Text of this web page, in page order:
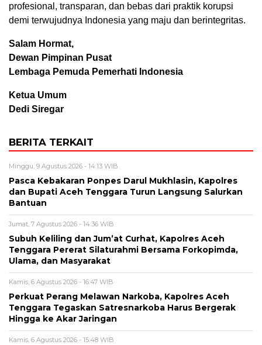
profesional, transparan, dan bebas dari praktik korupsi
demi terwujudnya Indonesia yang maju dan berintegritas.
Salam Hormat,
Dewan Pimpinan Pusat
Lembaga Pemuda Pemerhati Indonesia
Ketua Umum
Dedi Siregar
BERITA TERKAIT
Minggu, 9 Agustus 2026 - 14:13 WIB
Pasca Kebakaran Ponpes Darul Mukhlasin, Kapolres
dan Bupati Aceh Tenggara Turun Langsung Salurkan
Bantuan
Jumat, 7 Agustus 2026 - 14:36 WIB
Subuh Keliling dan Jum’at Curhat, Kapolres Aceh
Tenggara Pererat Silaturahmi Bersama Forkopimda,
Ulama, dan Masyarakat
Kamis, 6 Agustus 2026 - 16:47 WIB
Perkuat Perang Melawan Narkoba, Kapolres Aceh
Tenggara Tegaskan Satresnarkoba Harus Bergerak
Hingga ke Akar Jaringan
Kamis, 6 Agustus 2026 - 15:48 WIB